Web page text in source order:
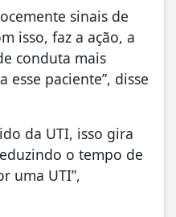
sinais de
isso, faz a ação, a
conduta mais
esse paciente”, disse
da UTI, isso gira
o tempo de
uma UTI”,